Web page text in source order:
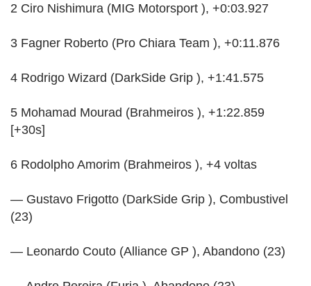
2 Ciro Nishimura (MIG Motorsport ), +0:03.927
3 Fagner Roberto (Pro Chiara Team ), +0:11.876
4 Rodrigo Wizard (DarkSide Grip ), +1:41.575
5 Mohamad Mourad (Brahmeiros ), +1:22.859
[+30s]
6 Rodolpho Amorim (Brahmeiros ), +4 voltas
— Gustavo Frigotto (DarkSide Grip ), Combustivel
(23)
— Leonardo Couto (Alliance GP ), Abandono (23)